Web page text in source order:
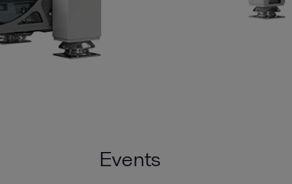
Events